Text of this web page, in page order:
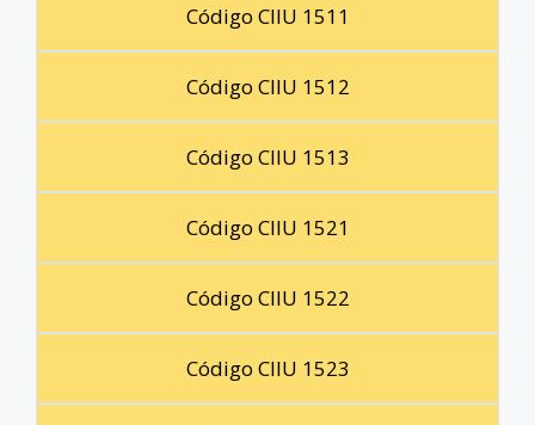
Código CIIU 1511
Código CIIU 1512
Código CIIU 1513
Código CIIU 1521
Código CIIU 1522
Código CIIU 1523